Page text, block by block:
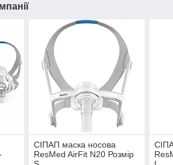
СІПАП маска носова
ResMed AirFit N20 Розмір